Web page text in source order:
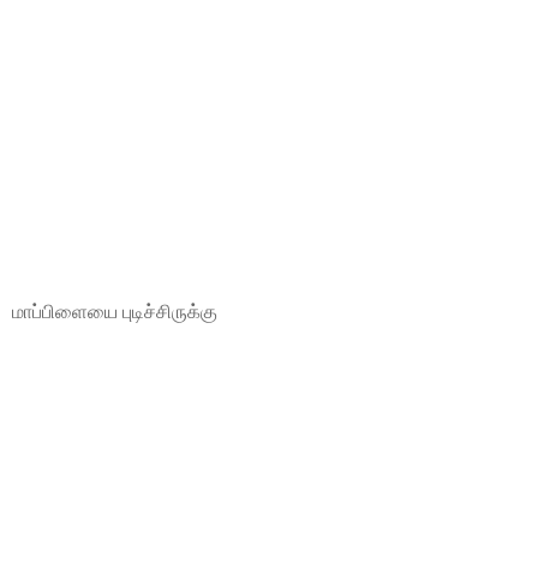
மாப்பிளையை புடிச்சிருக்கு